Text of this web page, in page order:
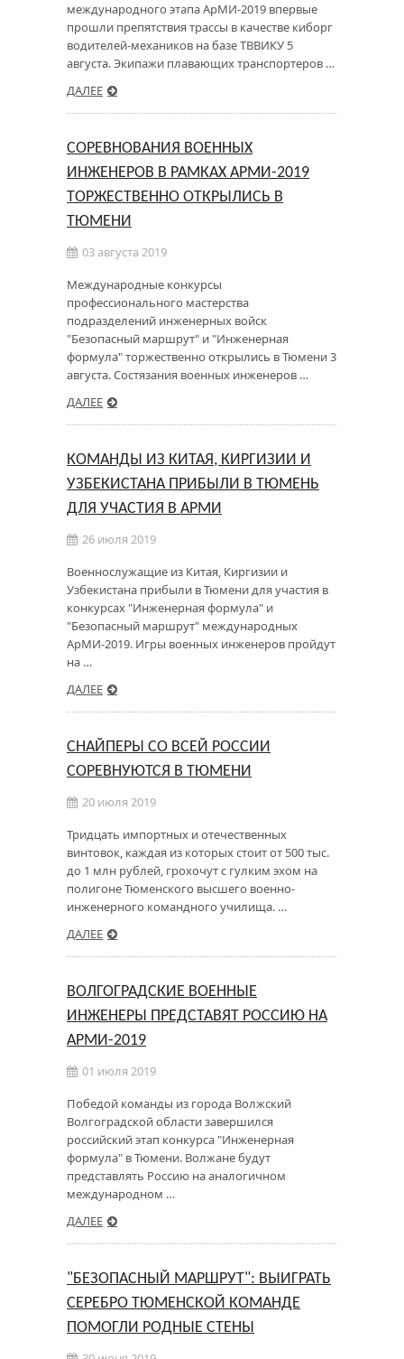
международного этапа АрМИ-2019 впервые
прошли препятствия трассы в качестве киборг
водителей-механиков на базе ТВВИКУ 5
августа. Экипажи плавающих транспортеров …
ДАЛЕЕ
СОРЕВНОВАНИЯ ВОЕННЫХ
ИНЖЕНЕРОВ В РАМКАХ АРМИ-2019
ТОРЖЕСТВЕННО ОТКРЫЛИСЬ В
ТЮМЕНИ
03 августа 2019
Международные конкурсы
профессионального мастерства
подразделений инженерных войск
"Безопасный маршрут" и "Инженерная
формула" торжественно открылись в Тюмени 3
августа. Состязания военных инженеров …
ДАЛЕЕ
КОМАНДЫ ИЗ КИТАЯ, КИРГИЗИИ И
УЗБЕКИСТАНА ПРИБЫЛИ В ТЮМЕНЬ
ДЛЯ УЧАСТИЯ В АРМИ
26 июля 2019
Военнослужащие из Китая, Киргизии и
Узбекистана прибыли в Тюмени для участия в
конкурсах "Инженерная формула" и
"Безопасный маршрут" международных
АрМИ-2019. Игры военных инженеров пройдут
на …
ДАЛЕЕ
СНАЙПЕРЫ СО ВСЕЙ РОССИИ
СОРЕВНУЮТСЯ В ТЮМЕНИ
20 июля 2019
Тридцать импортных и отечественных
винтовок, каждая из которых стоит от 500 тыс.
до 1 млн рублей, грохочут с гулким эхом на
полигоне Тюменского высшего военно-
инженерного командного училища. …
ДАЛЕЕ
ВОЛГОГРАДСКИЕ ВОЕННЫЕ
ИНЖЕНЕРЫ ПРЕДСТАВЯТ РОССИЮ НА
АРМИ-2019
01 июля 2019
Победой команды из города Волжский
Волгоградской области завершился
российский этап конкурса "Инженерная
формула" в Тюмени. Волжане будут
представлять Россию на аналогичном
международном …
ДАЛЕЕ
"БЕЗОПАСНЫЙ МАРШРУТ": ВЫИГРАТЬ
СЕРЕБРО ТЮМЕНСКОЙ КОМАНДЕ
ПОМОГЛИ РОДНЫЕ СТЕНЫ